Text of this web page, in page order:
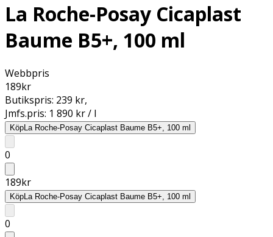
La Roche-Posay Cicaplast
Baume B5+, 100 ml
Webbpris
189kr
Butikspris: 239 kr,
Jmfs.pris: 1 890 kr / l
KöpLa Roche-Posay Cicaplast Baume B5+, 100 ml
0
189kr
KöpLa Roche-Posay Cicaplast Baume B5+, 100 ml
0